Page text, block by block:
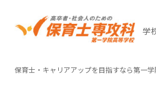
学
保育士・キャリアアップを目指すなら第一